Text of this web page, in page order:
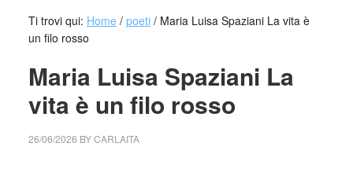
Ti trovi qui: Home / poeti /Maria Luisa Spaziani La vita è
un filo rosso
Maria Luisa Spaziani La
vita è un filo rosso
26/06/2026 BYCARLAITA